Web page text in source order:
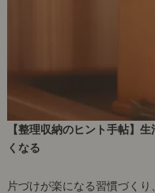
【整理収納のヒント手帖】
くなる
片づけが楽になる習慣づくり